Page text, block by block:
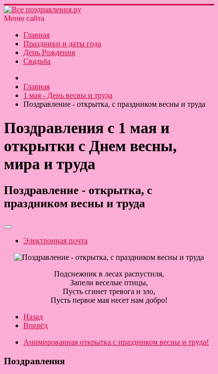
Меню сайта
Главная
Праздники и даты года
День Рождения
Свадьба
Главная
1 мая - День весны и труда
Поздравление - открытка, с праздником весны и труда
Поздравления с 1 мая и
открытки с Днем весны,
мира и труда
Поздравление - открытка, с
праздником весны и труда
Электронная почта
Подснежник в лесах распустиля,
Запели веселые птицы,
Пусть сгинет тревога и зло,
Пусть первое мая несет нам добро!
Назад
Вперёд
Анимированная открытка с праздником весны и труда!
Поздравления